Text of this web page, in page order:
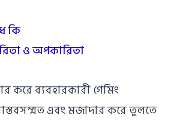
কি
ও অপকারিতা
করে ব্যবহারকারী গেমিং
এবং মজাদার করে তুলতে